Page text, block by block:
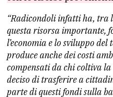
“Radicondoli infatti ha, tra
questa risorsa importante,
l’economia e lo sviluppo
produce anche dei costi
compensati da chi coltiva
deciso di trasferire a
parte di questi fondi sulla